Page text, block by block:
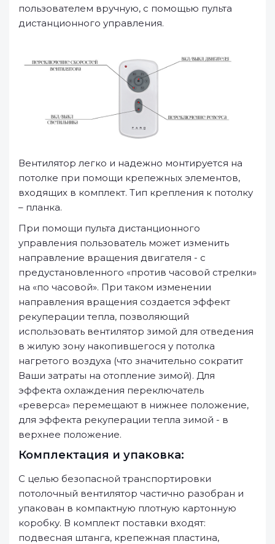
пользователем вручную, с помощью пульта
дистанционного управления.
Вентилятор легко и надежно монтируется на
потолке при помощи крепежных элементов,
входящих в комплект. Тип крепления к потолку
– планка.
При помощи пульта дистанционного
управления пользователь может изменить
направление вращения двигателя - с
предустановленного «против часовой стрелки»
на «по часовой». При таком изменении
направления вращения создается эффект
рекуперации тепла, позволяющий
использовать вентилятор зимой для отведения
в жилую зону накопившегося у потолка
нагретого воздуха (что значительно сократит
Ваши затраты на отопление зимой). Для
эффекта охлаждения переключатель
«реверса» перемещают в нижнее положение,
для эффекта рекуперации тепла зимой - в
верхнее положение.
Комплектация и упаковка:
С целью безопасной транспортировки
потолочный вентилятор частично разобран и
упакован в компактную плотную картонную
коробку. В комплект поставки входят:
подвесная штанга, крепежная пластина,